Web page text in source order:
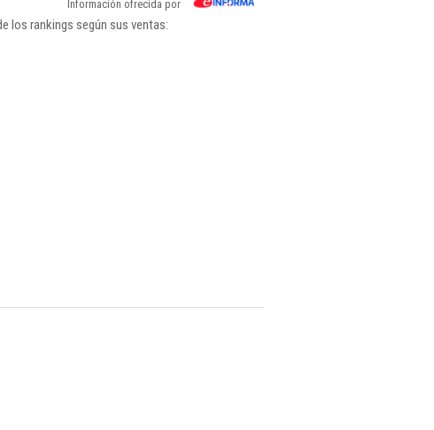
Información ofrecida por
los rankings según sus ventas: